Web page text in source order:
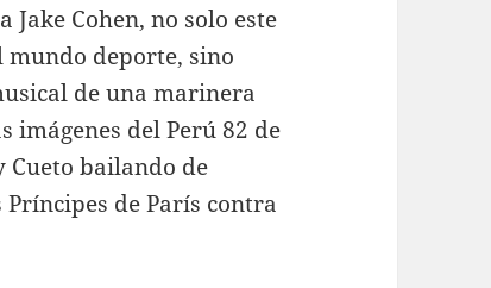
Jake Cohen, no solo este
mundo deporte, sino
de una marinera
imágenes del Perú 82 de
Cueto bailando de
de París contra